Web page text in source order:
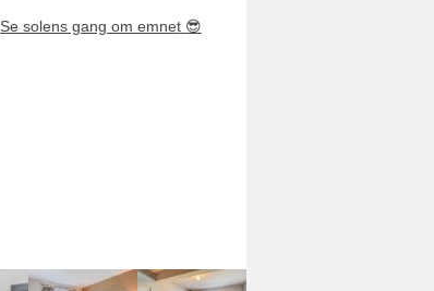
Se solens gang om emnet 😎